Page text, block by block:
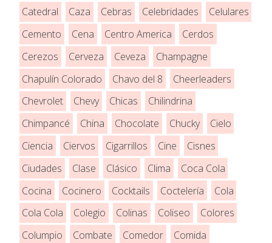
Catedral
Caza Cebras Celebridades
Celulares
Cemento
Cena Centro America
Cerdos
Cerezos
Cerveza Ceveza
Champagne
Chapulín Colorado
Chavo del 8
Cheerleaders
Chevrolet
Chevy Chicas
Chilindrina
Chimpancé
China Chocolate Chucky
Cielo
Ciencia
Ciervos Cigarrillos Cine
Cisnes
Ciudades
Clase Clásico Clima
Coca Cola
Cocina
Cocinero Cocktails Coctelería
Cola
Cola Cola
Colegio Colinas Coliseo
Colores
Columpio
Combate Comedor
Comida